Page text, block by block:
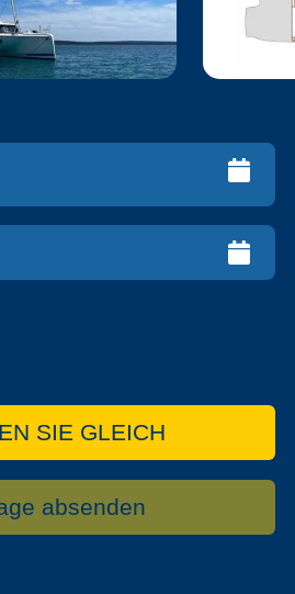
SIE GLEICH
absenden